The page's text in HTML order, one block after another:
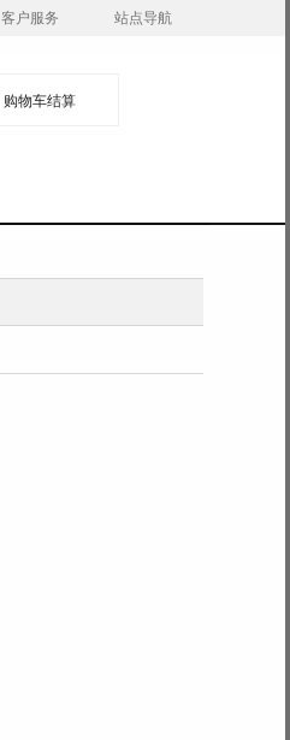
客户服务 站点导航
购物车结算